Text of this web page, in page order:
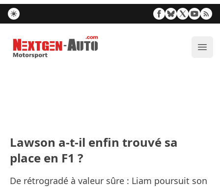
Nextgen-Auto.com
Lawson a-t-il enfin trouvé sa
place en F1 ?
De rétrogradé à valeur sûre : Liam poursuit son